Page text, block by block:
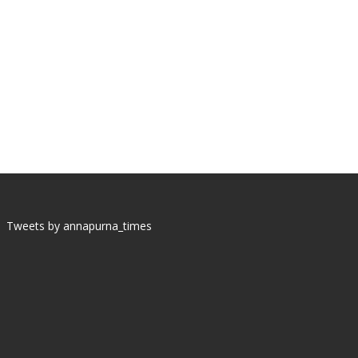
Tweets by annapurna_times